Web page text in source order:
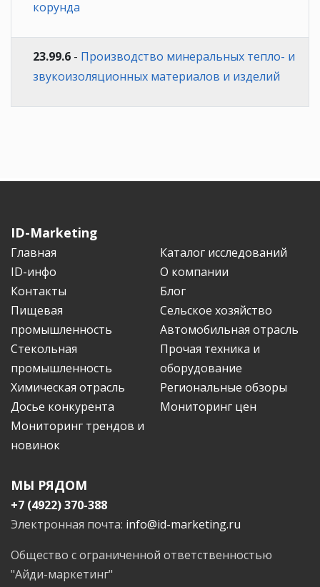
корунда
23.99.6 - Производство минеральных тепло- и
звукоизоляционных материалов и изделий
ID-Marketing
Главная
Каталог исследований
ID-инфо
О компании
Контакты
Блог
Пищевая
промышленность
Сельское хозяйство
Автомобильная отрасль
Стекольная
промышленность
Прочая техника и
оборудование
Химическая отрасль
Региональные обзоры
Досье конкурента
Мониторинг цен
Мониторинг трендов и
новинок
МЫ РЯДОМ
+7 (4922) 370-388
Электронная почта: info@id-marketing.ru
Общество с ограниченной ответственностью
"Айди-маркетинг"